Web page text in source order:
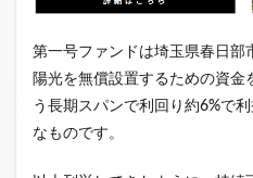
第一号ファンドは埼玉県春日部
陽光を無償設置するための資
う長期スパンで利回り約6%で
なものです。